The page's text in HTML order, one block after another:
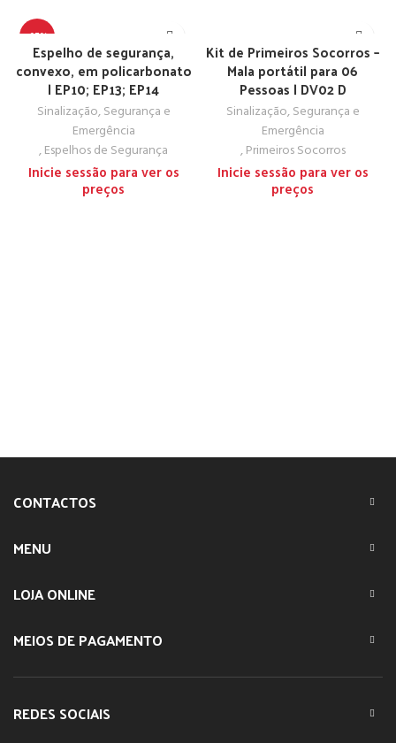
-67%
TOP
Espelho de segurança,
convexo, em policarbonato
| EP10; EP13; EP14
Sinalização, Segurança e
Emergência
,Espelhos de Segurança
Inicie sessão para ver os
preços
Kit de Primeiros Socorros –
Mala portátil para 06
Pessoas | DV02 D
Sinalização, Segurança e
Emergência
,Primeiros Socorros
Inicie sessão para ver os
preços
CONTACTOS
MENU
LOJA ONLINE
MEIOS DE PAGAMENTO
REDES SOCIAIS